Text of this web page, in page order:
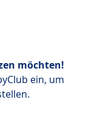
möchten!
ein, um